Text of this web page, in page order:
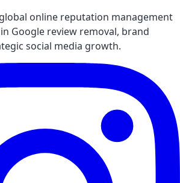
online reputation management
Google review removal, brand
social media growth.